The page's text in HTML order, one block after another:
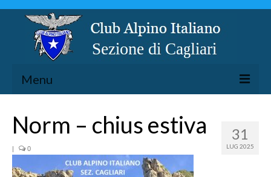
Menu
ESCURSIONISMO
SPELEOLOGIA
ARRAMPICATA
31
LUG 2025
Norm – chius estiva
| 0